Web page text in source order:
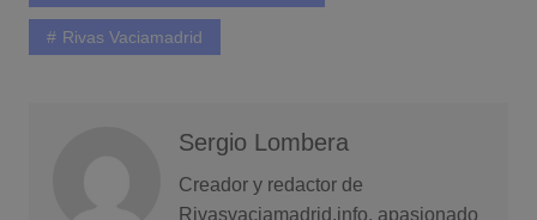
Rivas Vaciamadrid
Sergio Lombera
Creador y redactor de
Rivasvaciamadrid.info, apasionado